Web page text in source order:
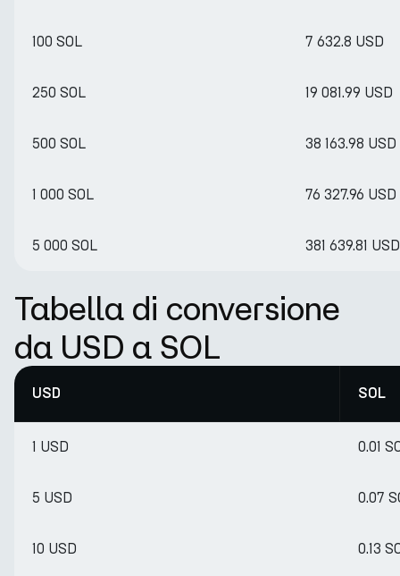
100 SOL 7 632.8 USD
250 SOL 19 081.99 USD
500 SOL 38 163.98 USD
1 000 SOL 76 327.96 USD
5 000 SOL 381 639.81 USD
Tabella di conversione
da USD a SOL
USD SOL
1 USD 0.01
5 USD 0.07
10 USD 0.13